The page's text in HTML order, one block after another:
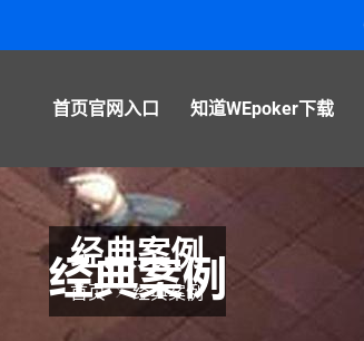
首页官网入口 知道WEpoker下载
经典案例
首页 经典案例